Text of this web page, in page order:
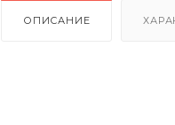
ОПИСАНИЕ